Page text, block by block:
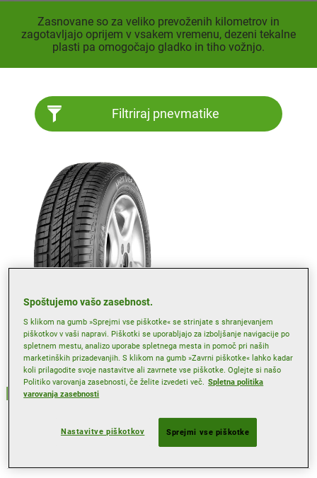
Zasnovane so za veliko prevoženih kilometrov in
zagotavljajo oprijem v vsakem vremenu, dezeni tekalne
plasti pa omogočajo gladko in tiho vožnjo.
Filtriraj pnevmatike
Letne
perfecta
kilometre in nizko porabo goriva
Spoštujemo vašo zasebnost.
S klikom na gumb »Sprejmi vse piškotke« se strinjate s shranjevanjem
piškotkov v vaši napravi. Piškotki se uporabljajo za izboljšanje navigacije po
spletnem mestu, analizo uporabe spletnega mesta in pomoč pri naših
marketinških prizadevanjih. S klikom na gumb »Zavrni piškotke« lahko kadar
koli prilagodite svoje nastavitve ali zavrnete vse piškotke. Oglejte si našo
Politiko varovanja zasebnosti, če želite izvedeti več. Spletna politika
varovanja zasebnosti
Nastavitve piškotkov Sprejmi vse piškotke